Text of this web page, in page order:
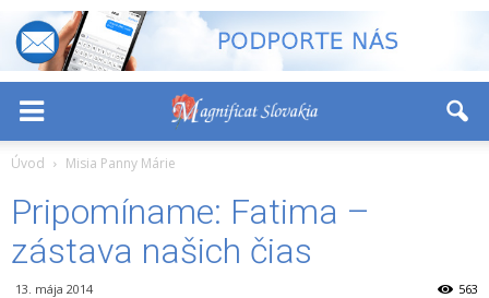
Úvod Misia Panny Márie
Pripomíname: Fatima –
zástava našich čias
13. mája 2014 563
+